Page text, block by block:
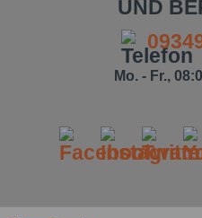
UND
Mo. - Fr.,